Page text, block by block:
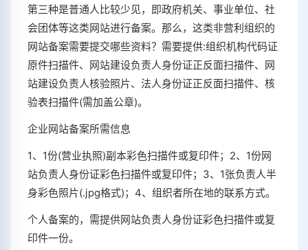
第三种是普通人比较少见，即政府机关、事业单位、社
会团体等这类网站进行备案。那么，这类非营利组织的
网站备案需要提交哪些资料？需要提供:组织机构代码证
原件扫描件、网站建设负责人身份证正反面扫描件、网
站建设负责人核验照片、法人身份证正反面扫描件、核
验表扫描件(需加盖公章)。
企业网站备案所需信息
1、1份(营业执照)副本彩色扫描件或复印件；2、1份网
站负责人身份证彩色扫描件或复印件；3、1张负责人半
身彩色照片(.jpg格式)；4、组织者所在地的联系方式。
个人备案的，需提供网站负责人身份证彩色扫描件或复
印件一份。